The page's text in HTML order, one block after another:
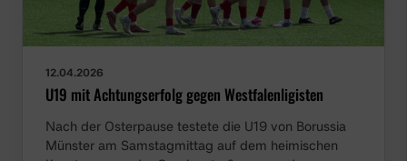
12.04.2026
U19 mit Achtungserfolg gegen Westfalenligisten
Nach der Osterpause testete die U19 von Borussia
Münster am Samstagmittag auf dem heimischen